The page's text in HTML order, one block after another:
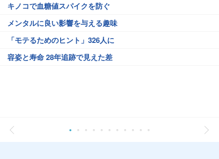
キノコで血糖値スパイクを防ぐ
メンタルに良い影響を与える趣味
「モテるためのヒント」326人に
容姿と寿命 28年追跡で見えた差